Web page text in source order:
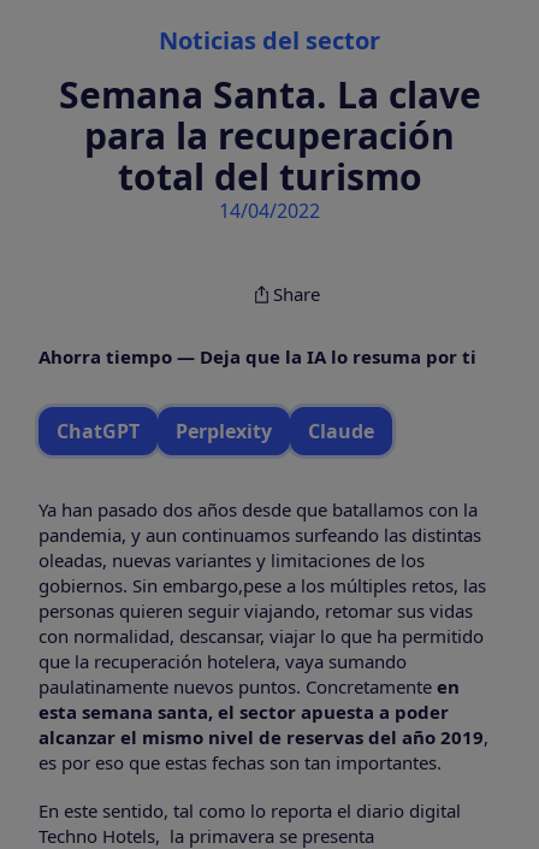
Categories
Noticias del sector
Semana Santa. La clave
para la recuperación
total del turismo
14/04/2022
Share
Ahorra tiempo — Deja que la IA lo resuma por ti
ChatGPT Perplexity Claude
Ya han pasado dos años desde que batallamos con la
pandemia, y aun continuamos surfeando las distintas
oleadas, nuevas variantes y limitaciones de los
gobiernos. Sin embargo,pese a los múltiples retos, las
personas quieren seguir viajando, retomar sus vidas
con normalidad, descansar, viajar lo que ha permitido
que la recuperación hotelera, vaya sumando
paulatinamente nuevos puntos. Concretamente en
esta semana santa, el sector apuesta a poder
alcanzar el mismo nivel de reservas del año 2019,
es por eso que estas fechas son tan importantes.
En este sentido, tal como lo reporta el diario digital
Techno Hotels, la primavera se presenta